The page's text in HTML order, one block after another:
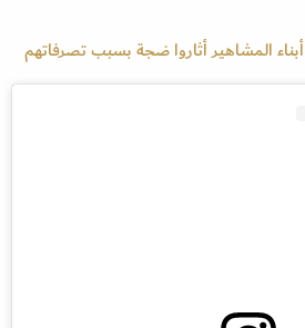
أبناء المشاهير أثاروا ضجة بسبب تصرفاتهم